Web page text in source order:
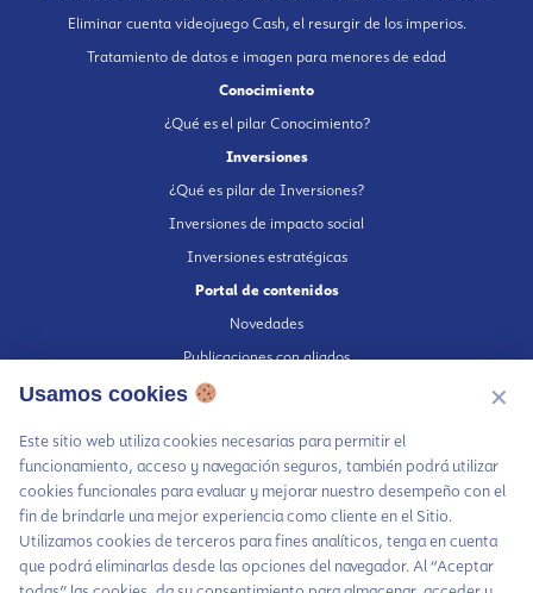
Eliminar cuenta videojuego Cash, el resurgir de los imperios.
Tratamiento de datos e imagen para menores de edad
Conocimiento
¿Qué es el pilar Conocimiento?
Inversiones
¿Qué es pilar de Inversiones?
Inversiones de impacto social
Inversiones estratégicas
Portal de contenidos
Novedades
Publicaciones con aliados
Fundación en medios
Escúchanos en Spotify
Autorización de tratamiento de datos
Usamos cookies ✕
Este sitio web utiliza cookies necesarias para permitir el
funcionamiento, acceso y navegación seguros, también podrá utilizar
cookies funcionales para evaluar y mejorar nuestro desempeño con el
fin de brindarle una mejor experiencia como cliente en el Sitio.
Utilizamos cookies de terceros para fines analíticos, tenga en cuenta
que podrá eliminarlas desde las opciones del navegador. Al “Aceptar